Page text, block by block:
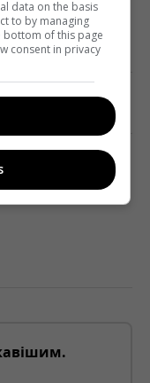
0
data on the basis
to by managing
bottom of this page
consent in privacy